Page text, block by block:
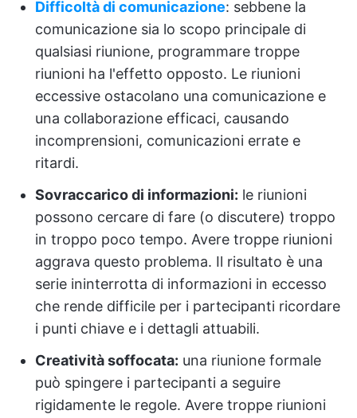
Difficoltà di comunicazione: sebbene la
comunicazione sia lo scopo principale di
qualsiasi riunione, programmare troppe
riunioni ha l'effetto opposto. Le riunioni
eccessive ostacolano una comunicazione e
una collaborazione efficaci, causando
incomprensioni, comunicazioni errate e
ritardi.
Sovraccarico di informazioni: le riunioni
possono cercare di fare (o discutere) troppo
in troppo poco tempo. Avere troppe riunioni
aggrava questo problema. Il risultato è una
serie ininterrotta di informazioni in eccesso
che rende difficile per i partecipanti ricordare
i punti chiave e i dettagli attuabili.
Creatività soffocata: una riunione formale
può spingere i partecipanti a seguire
rigidamente le regole. Avere troppe riunioni